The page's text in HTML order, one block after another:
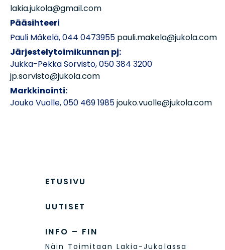
lakia.jukola@gmail.com
Pääsihteeri
Pauli Mäkelä, 044 0473955 pauli.makela@jukola.com
Järjestelytoimikunnan pj:
Jukka-Pekka Sorvisto, 050 384 3200
jp.sorvisto@jukola.com
Markkinointi:
Jouko Vuolle, 050 469 1985jouko.vuolle@jukola.com
ETUSIVU
UUTISET
INFO – FIN
Näin Toimitaan Lakia-Jukolassa